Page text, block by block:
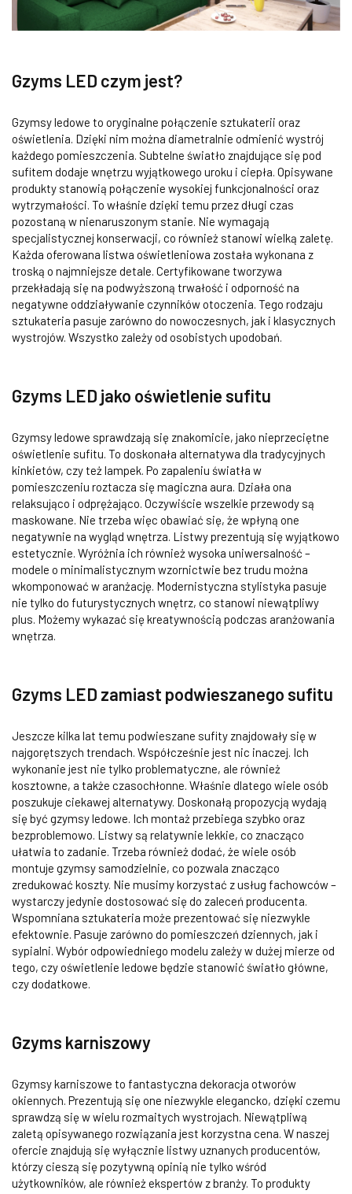
Gzyms LED czym jest?
Gzymsy ledowe to oryginalne połączenie sztukaterii oraz
oświetlenia. Dzięki nim można diametralnie odmienić wystrój
każdego pomieszczenia. Subtelne światło znajdujące się pod
sufitem dodaje wnętrzu wyjątkowego uroku i ciepła. Opisywane
produkty stanowią połączenie wysokiej funkcjonalności oraz
wytrzymałości. To właśnie dzięki temu przez długi czas
pozostaną w nienaruszonym stanie. Nie wymagają
specjalistycznej konserwacji, co również stanowi wielką zaletę.
Każda oferowana listwa oświetleniowa została wykonana z
troską o najmniejsze detale. Certyfikowane tworzywa
przekładają się na podwyższoną trwałość i odporność na
negatywne oddziaływanie czynników otoczenia. Tego rodzaju
sztukateria pasuje zarówno do nowoczesnych, jak i klasycznych
wystrojów. Wszystko zależy od osobistych upodobań.
Gzyms LED jako oświetlenie sufitu
Gzymsy ledowe sprawdzają się znakomicie, jako nieprzeciętne
oświetlenie sufitu. To doskonała alternatywa dla tradycyjnych
kinkietów, czy też lampek. Po zapaleniu światła w
pomieszczeniu roztacza się magiczna aura. Działa ona
relaksująco i odprężająco. Oczywiście wszelkie przewody są
maskowane. Nie trzeba więc obawiać się, że wpłyną one
negatywnie na wygląd wnętrza. Listwy prezentują się wyjątkowo
estetycznie. Wyróżnia ich również wysoka uniwersalność –
modele o minimalistycznym wzornictwie bez trudu można
wkomponować w aranżację. Modernistyczna stylistyka pasuje
nie tylko do futurystycznych wnętrz, co stanowi niewątpliwy
plus. Możemy wykazać się kreatywnością podczas aranżowania
wnętrza.
Gzyms LED zamiast podwieszanego sufitu
Jeszcze kilka lat temu podwieszane sufity znajdowały się w
najgorętszych trendach. Współcześnie jest nic inaczej. Ich
wykonanie jest nie tylko problematyczne, ale również
kosztowne, a także czasochłonne. Właśnie dlatego wiele osób
poszukuje ciekawej alternatywy. Doskonałą propozycją wydają
się być gzymsy ledowe. Ich montaż przebiega szybko oraz
bezproblemowo. Listwy są relatywnie lekkie, co znacząco
ułatwia to zadanie. Trzeba również dodać, że wiele osób
montuje gzymsy samodzielnie, co pozwala znacząco
zredukować koszty. Nie musimy korzystać z usług fachowców –
wystarczy jedynie dostosować się do zaleceń producenta.
Wspomniana sztukateria może prezentować się niezwykle
efektownie. Pasuje zarówno do pomieszczeń dziennych, jak i
sypialni. Wybór odpowiedniego modelu zależy w dużej mierze od
tego, czy oświetlenie ledowe będzie stanowić światło główne,
czy dodatkowe.
Gzyms karniszowy
Gzymsy karniszowe to fantastyczna dekoracja otworów
okiennych. Prezentują się one niezwykle elegancko, dzięki czemu
sprawdzą się w wielu rozmaitych wystrojach. Niewątpliwą
zaletą opisywanego rozwiązania jest korzystna cena. W naszej
ofercie znajdują się wyłącznie listwy uznanych producentów,
którzy cieszą się pozytywną opinią nie tylko wśród
użytkowników, ale również ekspertów z branży. To produkty